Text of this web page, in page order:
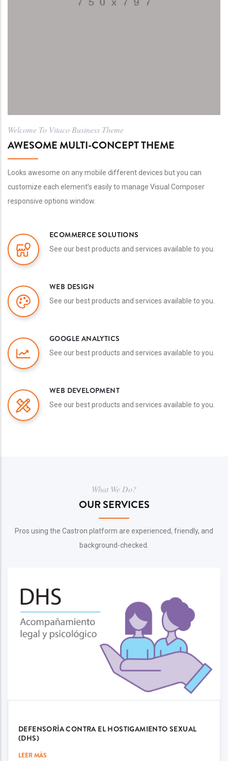
Welcome To Vitaco Business Theme
AWESOME MULTI-CONCEPT THEME
Looks awesome on any mobile different devices but you can
customize each element’s easily to manage Visual Composer
responsive options window.
ECOMMERCE SOLUTIONS
See our best products and services available to you.
WEB DESIGN
See our best products and services available to you.
GOOGLE ANALYTICS
See our best products and services available to you.
WEB DEVELOPMENT
See our best products and services available to you.
What We Do?
OUR SERVICES
Pros using the Castron platform are experienced, friendly, and
background-checked.
DEFENSORÍA CONTRA EL HOSTIGAMIENTO SEXUAL
(DHS)
LEER MÁS